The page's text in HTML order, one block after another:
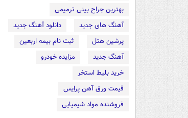
بهترین جراح بینی ترمیمی
آهنگ های جدید
دانلود آهنگ جدید
پرشین هتل
ثبت نام بیمه اربعین
آهنگ جدید
مزایده خودرو
خرید بلیط استخر
قیمت ورق آهن پرایس
فروشنده مواد شیمیایی